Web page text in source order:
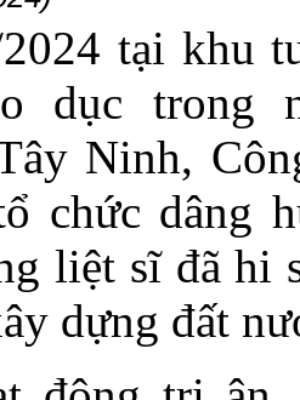
tại khu
dục trong
Ninh,
chức dâng
liệt sĩ đã hi
dựng đất